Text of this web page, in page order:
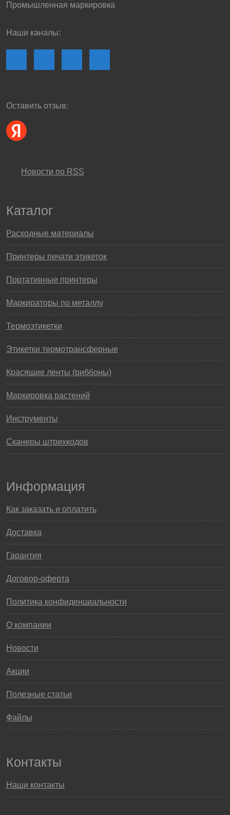
Промышленная маркировка
Наши каналы:
Оставить отзыв:
Новости по RSS
Каталог
Расходные материалы
Принтеры печати этикеток
Портативные принтеры
Маркираторы по металлу
Термоэтикетки
Этикетки термотрансферные
Красящие ленты (риббоны)
Маркировка растений
Инструменты
Сканеры штрихкодов
Информация
Как заказать и оплатить
Доставка
Гарантия
Договор-оферта
Политика конфиденциальности
О компании
Новости
Акции
Полезные статьи
Файлы
Контакты
Наши контакты